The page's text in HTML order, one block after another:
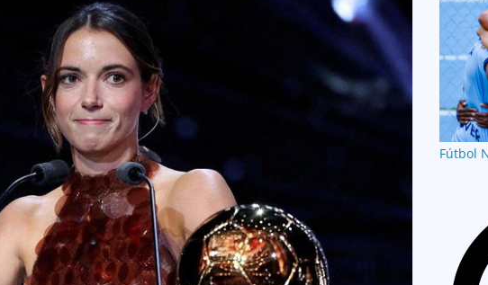
Fútbol